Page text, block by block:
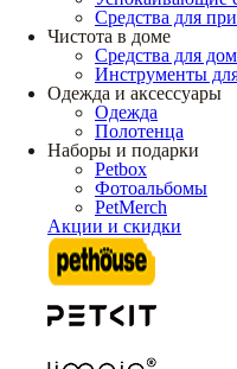
Средства для
Чистота в доме
Средства для
Инструменты
Одежда и аксессуары
Одежда
Полотенца
Наборы и подарки
Petbox
Фотоальбомы
PetMerch
Акции и скидки